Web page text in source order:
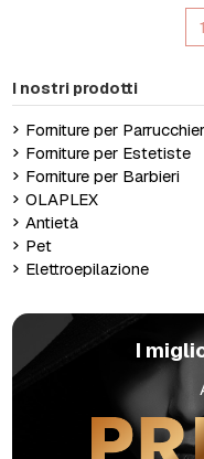
1
I nostri prodotti
Forniture per
Forniture per Estetiste
Forniture per Barbieri
OLAPLEX
Antietà
Pet
Elettroepilazione
I